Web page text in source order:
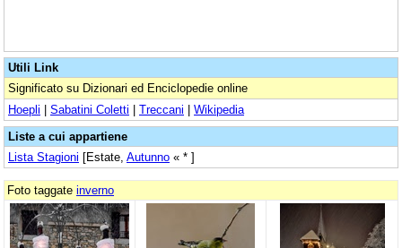
Utili Link
Significato su Dizionari ed Enciclopedie online
Hoepli | Sabatini Coletti | Treccani | Wikipedia
Liste a cui appartiene
Lista Stagioni [Estate, Autunno « * ]
Foto taggate inverno